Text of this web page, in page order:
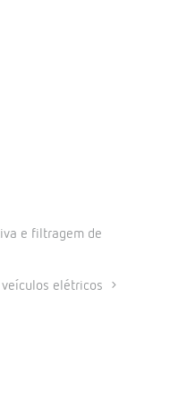
e filtragem de
elétricos